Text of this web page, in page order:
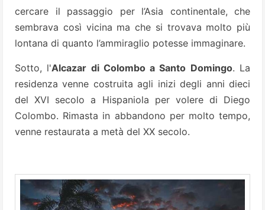
cercare il passaggio per l’Asia continentale, che
sembrava così vicina ma che si trovava molto più
lontana di quanto l’ammiraglio potesse immaginare.
Sotto, l'Alcazar di Colombo a Santo Domingo. La
residenza venne costruita agli inizi degli anni dieci
del XVI secolo a Hispaniola per volere di Diego
Colombo. Rimasta in abbandono per molto tempo,
venne restaurata a metà del XX secolo.